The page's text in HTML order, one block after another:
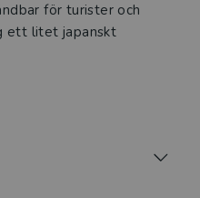
för turister och
ett litet japanskt